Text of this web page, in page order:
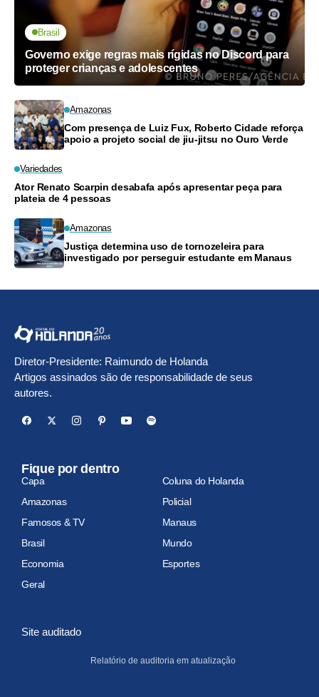
Brasil
Governo exige regras mais rígidas no Discord para
proteger crianças e adolescentes
Amazonas
Com presença de Luiz Fux, Roberto Cidade reforça
apoio a projeto social de jiu-jitsu no Ouro Verde
Variedades
Ator Renato Scarpin desabafa após apresentar peça para
plateia de 4 pessoas
Amazonas
Justiça determina uso de tornozeleira para
investigado por perseguir estudante em Manaus
Diretor-Presidente: Raimundo de Holanda
Artigos assinados são de responsabilidade de seus
autores.
Fique por dentro
Capa
Coluna do Holanda
Amazonas
Policial
Famosos & TV
Manaus
Brasil
Mundo
Economia
Esportes
Geral
Site auditado
Relatório de auditoria em atualização